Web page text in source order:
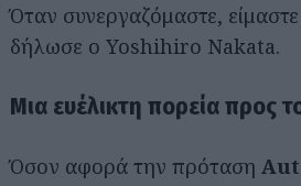
Όταν συνεργαζόμαστε,
δήλωσε ο Yoshihiro Nakata.
Μια ευέλικτη πορεία προς
Όσον αφορά την πρόταση